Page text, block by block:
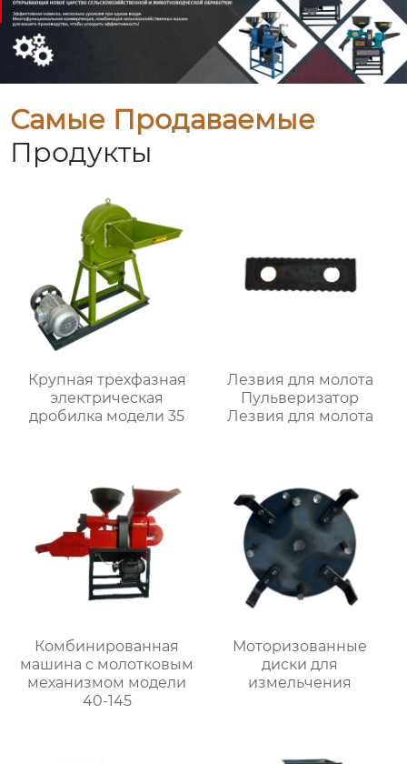
Самые Продаваемые
Продукты
Крупная трехфазная
электрическая
дробилка модели 35
Лезвия для молота
Пульверизатор
Лезвия для молота
Комбинированная
машина с молотковым
механизмом модели
40-145
Моторизованные
диски для
измельчения